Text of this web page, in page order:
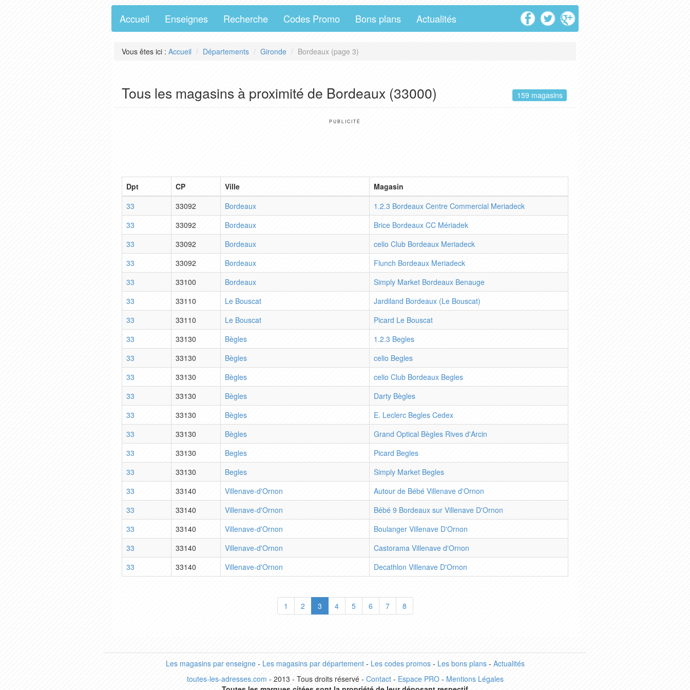
Accueil Enseignes Recherche Codes Promo Bons plans Actualités
Vous êtes ici : Accueil Départements Gironde Bordeaux (page 3)
Tous les magasins à proximité de Bordeaux (33000) 159 magasins
PUBLICITÉ
Dpt CP Ville
Magasin
33
33092 Bordeaux
1.2.3 Bordeaux Centre Commercial Meriadeck
33
33092 Bordeaux
Brice Bordeaux CC Mériadek
33
33092 Bordeaux
celio Club Bordeaux Meriadeck
33
33092 Bordeaux
Flunch Bordeaux Meriadeck
33
33100 Bordeaux
Simply Market Bordeaux Benauge
33
33110 Le Bouscat
Jardiland Bordeaux (Le Bouscat)
33
33110 Le Bouscat
Picard Le Bouscat
33
33130 Bègles
1.2.3 Begles
33
33130 Bègles
celio Begles
33
33130 Bègles
celio Club Bordeaux Begles
33
33130 Bègles
Darty Bègles
33
33130 Bègles
E. Leclerc Begles Cedex
33
33130 Bègles
Grand Optical Bègles Rives d'Arcin
33
33130 Begles
Picard Begles
33
33130 Begles
Simply Market Begles
33
33140 Villenave-d'Ornon
Autour de Bébé Villenave d'Ornon
33
33140 Villenave-d'Ornon
Bébé 9 Bordeaux sur Villenave D'Ornon
33
33140 Villenave-d'Ornon
Boulanger Villenave D'Ornon
33
33140 Villenave-d'Ornon
Castorama Villenave d'Ornon
33
33140 Villenave-d'Ornon Decathlon Villenave D'Ornon
1 2 3 4 5 6 7 8
Les magasins par enseigne- Les magasins par département- Les codes promos- Les bons plans- Actualités
toutes-les-adresses.com - 2013 - Tous droits réservé - Contact- Espace PRO- Mentions Légales